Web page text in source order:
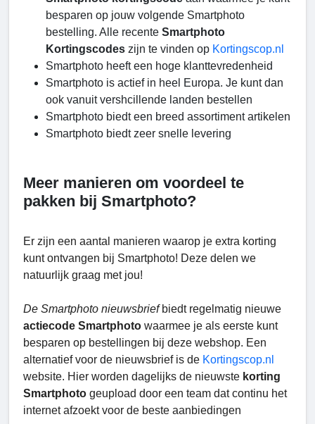
besparen op jouw volgende Smartphoto
bestelling. Alle recente Smartphoto
Kortingscodes zijn te vinden op Kortingscop.nl
Smartphoto heeft een hoge klanttevredenheid
Smartphoto is actief in heel Europa. Je kunt dan
ook vanuit vershcillende landen bestellen
Smartphoto biedt een breed assortiment artikelen
Smartphoto biedt zeer snelle levering
Meer manieren om voordeel te
pakken bij Smartphoto?
Er zijn een aantal manieren waarop je extra korting
kunt ontvangen bij Smartphoto! Deze delen we
natuurlijk graag met jou!
De Smartphoto nieuwsbrief biedt regelmatig nieuwe
actiecode Smartphoto waarmee je als eerste kunt
besparen op bestellingen bij deze webshop. Een
alternatief voor de nieuwsbrief is de Kortingscop.nl
website. Hier worden dagelijks de nieuwste korting
Smartphoto geupload door een team dat continu het
internet afzoekt voor de beste aanbiedingen